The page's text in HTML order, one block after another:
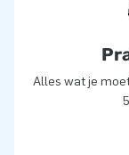
Alles wat je